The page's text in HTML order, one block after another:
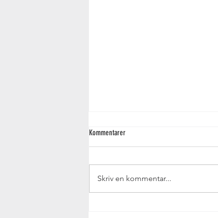
Kommentarer
Skriv en kommentar...